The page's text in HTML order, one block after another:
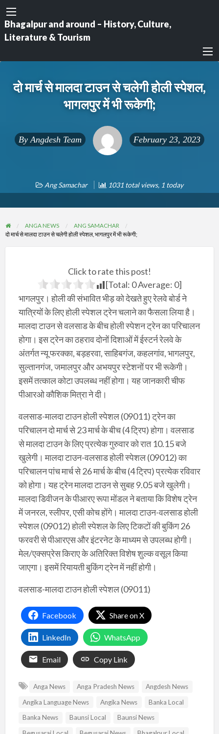
Bhagalpur and around – History, Culture,
Literature & Tourism
दो मार्च से मालदा टाउन से चलेगी होली स्पेशल,
भागलपुर में भी रूकेगी;
By Angdesh Team February 23, 2023
Ang Samachar 1031 total views, 1 today
ANGA NEWS
ANG SAMACHAR
दो मार्च से मालदा टाउन से चलेगी होली स्पेशल, भागलपुर में भी रूकेगी;
Click to rate this post!
[Total: 0Average: 0]
भागलपुर। होली की संभावित भीड़ को देखते हुए रेलवे बोर्ड ने
यात्रियों के लिए होली स्पेशल ट्रेन चलाने का फैसला लिया है।
मालदा टाउन से वलसाड के बीच होली स्पेशन ट्रेन का परिचालन
होगा। इस ट्रेन का ठहराव दोनों दिशाओं में ईस्टर्न रेलवे के
अंतर्गत न्यू फरक्का, बड़हरवा, साहिबगंज, कहलगांव, भागलपुर,
सुल्तानगंज, जमालपुर और अभयपुर स्टेशनों पर भी रूकेगी।
इसमें तत्काल कोटा उपलब्ध नहीं होगा। यह जानकारी चीफ
पीआरओ कौशिक मित्रा ने दी।
वलसाड-मालदा टाउन होली स्पेशल (09011) ट्रेन का
परिचालन दो मार्च से 23 मार्च के बीच (4 ट्रिप) होगा। वलसाड
से मालदा टाउन के लिए प्रत्येक गुरुवार को रात 10.15 बजे
खुलेगी। मालदा टाउन-वलसाड होली स्पेशल (09012) का
परिचालन पांच मार्च से 26 मार्च के बीच (4 ट्रिप) प्रत्येक रविवार
को होगा। यह ट्रेन मालदा टाउन से सुबह 9.05 बजे खुलेगी।
मालदा डिवीजन के पीआरए रूपा मोंडल ने बताया कि विशेष ट्रेन
में जनरल, स्लीपर, एसी कोच होंगे। मालदा टाउन-वलसाड होली
स्पेशल (09012) होली स्पेशल के लिए टिकटों की बुकिंग 26
फरवरी से पीआरएस और इंटरनेट के माध्यम से उपलब्ध होगी।
मेल/एक्सप्रेस किराए के अतिरिक्त विशेष शुल्क वसूल किया
जाएगा। इसमें रियायती बुकिंग ट्रेन में नहीं होगी।
वलसाड-मालदा टाउन होली स्पेशल (09011)
Facebook Share on X
LinkedIn WhatsApp
Email Copy Link
Anga News Anga Pradesh News
Angdesh News
Angika Language News
Angika News
Banka Local
Banka News
Baunsi Local
Baunsi News